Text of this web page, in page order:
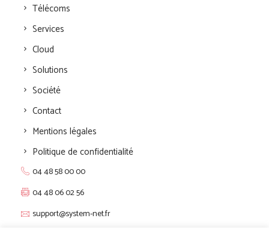
Télécoms
Services
Cloud
Solutions
Société
Contact
Mentions légales
Politique de confidentialité
04 48 58 00 00
04 48 06 02 56
support@system-net.fr